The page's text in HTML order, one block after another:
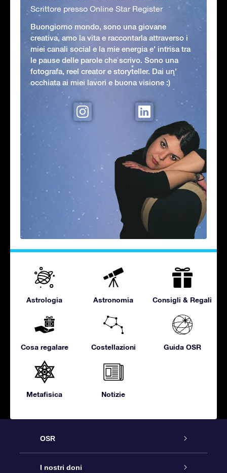
Scrittore presso Online Star Register
Buongiorno mondo, sono una giovane
creativa, amo la vita e raccontarla attraverso i
miei canali social e la mie energia e' intrisa tra
le pause delle parole che scrivo. Sono una
fotografa, reel creator e storyteller. Dai un'
occhiata ai miei lavori e buona visione :)
Astrologia Astronomia Consigli & Regali
Cosa regalare Costellazioni Guida OSR
Metafisica Notizie
OSR
Assistenza
I nostri doni